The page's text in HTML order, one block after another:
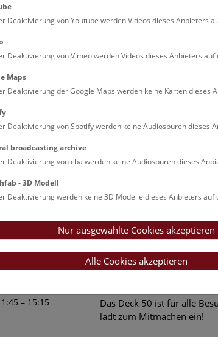
8.8.
Augmented
Eine Zeitreise für Familien
hautnah zu erleben!
8.8.
– 11:45
Mini-Treff ab 3
Auenland
Geheimnisse. Lerne
kennen und hör genau hin.
hören?
– 15:15
Das Deck 50 ist für alle
lädt zum Mitmachen ein!
Deaktivierung von Youtube werden Videos dieses Anbieters
Deaktivierung von Vimeo werden Videos dieses Anbieters
Maps
Deaktivierung der Google Maps werden keine Karten dieses
Deaktivierung von Spotify werden keine Audiospuren dieses
broadcasting archive
Deaktivierung von cba werden keine Audiospuren dieses
- 3D Modell
Deaktivierung werden keine 3D Modelle dieses Anbieters auf
Nur ausgewählte Cookies akzeptieren
Alle Cookies akzeptieren